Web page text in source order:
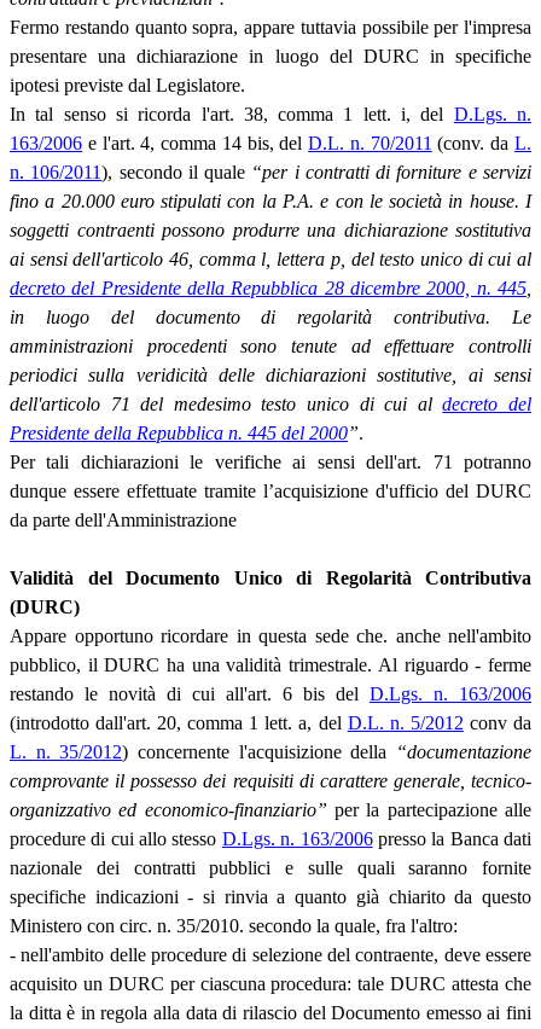
Fermo restando quanto sopra, appare tuttavia possibile per l'impresa
presentare una dichiarazione in luogo del DURC in specifiche
ipotesi previste dal Legislatore.
In tal senso si ricorda l'art. 38, comma 1 lett. i, del D.Lgs. n.
163/2006 e l'art. 4, comma 14 bis, delD.L. n. 70/2011 (conv. daL.
n. 106/2011), secondo il quale “per i contratti di forniture e servizi
fino a 20.000 euro stipulati con la P.A. e con le società in house. I
soggetti contraenti possono produrre una dichiarazione sostitutiva
ai sensi dell'articolo 46, comma l, lettera p, del testo unico di cui al
decreto del Presidente della Repubblica 28 dicembre 2000, n. 445
in luogo del documento di regolarità contributiva. Le
amministrazioni procedenti sono tenute ad effettuare controlli
periodici sulla veridicità delle dichiarazioni sostitutive, ai sensi
dell'articolo 71 del medesimo testo unico di cui aldecreto del
Presidente della Repubblica n. 445 del 2000”.
Per tali dichiarazioni le verifiche ai sensi dell'art. 71 potranno
dunque essere effettuate tramite l’acquisizione d'ufficio del DURC
da parte dell'Amministrazione
Validità del Documento Unico di Regolarità Contributiva
(DURC)
Appare opportuno ricordare in questa sede che. anche nell'ambito
pubblico, il DURC ha una validità trimestrale. Al riguardo - ferme
restando le novità di cui all'art. 6 bis del D.Lgs. n. 163/2006
(introdotto dall'art. 20, comma 1 lett. a, del D.L. n. 5/2012 conv da
L. n. 35/2012) concernente l'acquisizione della
“documentazione
comprovante il possesso dei requisiti di carattere generale, tecnico-
organizzativo ed economico-finanziario” per la partecipazione alle
procedure di cui allo stesso D.Lgs. n. 163/2006presso la Banca dati
nazionale dei contratti pubblici e sulle quali saranno fornite
specifiche indicazioni - si rinvia a quanto già chiarito da questo
Ministero con circ. n. 35/2010. secondo la quale, fra l'altro:
- nell'ambito delle procedure di selezione del contraente, deve essere
acquisito un DURC per ciascuna procedura: tale DURC attesta che
la ditta è in regola alla data di rilascio del Documento emesso ai fini